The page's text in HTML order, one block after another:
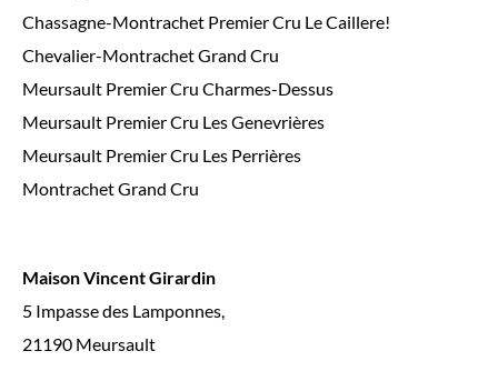
Chassagne-Montrachet Premier Cru Le Caillere!
Chevalier-Montrachet Grand Cru
Meursault Premier Cru Charmes-Dessus
Meursault Premier Cru Les Genevrières
Meursault Premier Cru Les Perrières
Montrachet Grand Cru
Maison Vincent Girardin
5 Impasse des Lamponnes,
21190 Meursault